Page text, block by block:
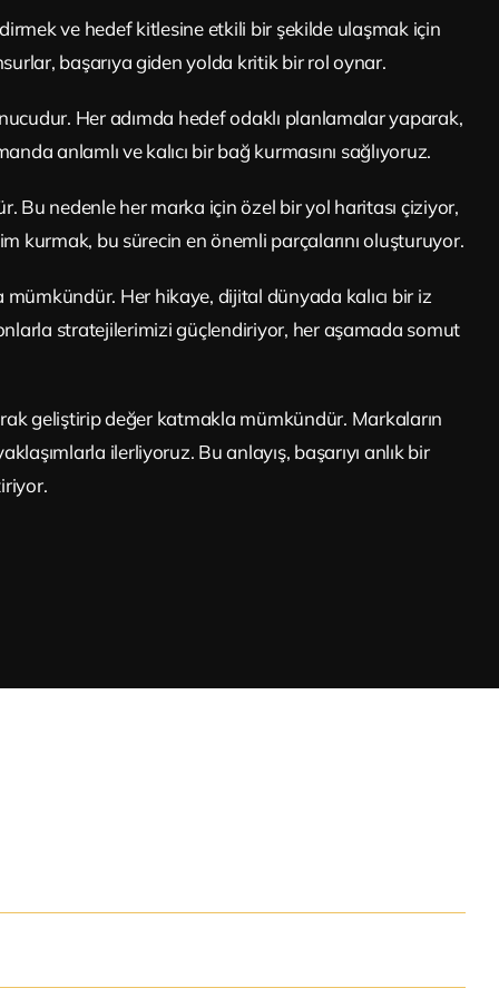
ve hedef kitlesine etkili bir şekilde ulaşmak için
başarıya giden yolda kritik bir rol oynar.
Her adımda hedef odaklı planlamalar yaparak,
anlamlı ve kalıcı bir bağ kurmasını sağlıyoruz.
Bu nedenle her marka için özel bir yol haritası çiziyor,
kurmak, bu sürecin en önemli parçalarını oluşturuyor.
Her hikaye, dijital dünyada kalıcı bir iz
stratejilerimizi güçlendiriyor, her aşamada somut
geliştirip değer katmakla mümkündür. Markaların
ilerliyoruz. Bu anlayış, başarıyı anlık bir